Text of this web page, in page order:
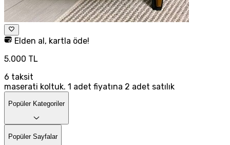
Elden al, kartla öde!
5.000 TL
6 taksit
maserati koltuk. 1 adet fiyatına 2 adet satılık
Popüler Kategoriler
Popüler Sayfalar